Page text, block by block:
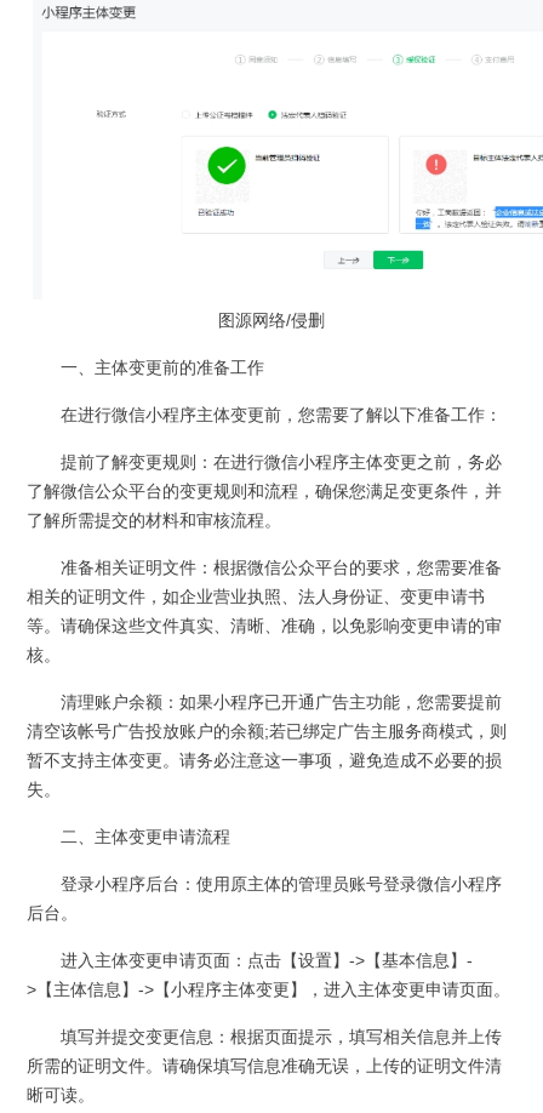
图源网络/侵删
一、主体变更前的准备工作
在进行微信小程序主体变更前，您需要了解以下准备工作：
提前了解变更规则：在进行微信小程序主体变更之前，务必
了解微信公众平台的变更规则和流程，确保您满足变更条件，并
了解所需提交的材料和审核流程。
准备相关证明文件：根据微信公众平台的要求，您需要准备
相关的证明文件，如企业营业执照、法人身份证、变更申请书
等。请确保这些文件真实、清晰、准确，以免影响变更申请的审
核。
清理账户余额：如果小程序已开通广告主功能，您需要提前
清空该帐号广告投放账户的余额;若已绑定广告主服务商模式，则
暂不支持主体变更。请务必注意这一事项，避免造成不必要的损
失。
二、主体变更申请流程
登录小程序后台：使用原主体的管理员账号登录微信小程序
后台。
进入主体变更申请页面：点击【设置】->【基本信息】-
>【主体信息】->【小程序主体变更】，进入主体变更申请页面。
填写并提交变更信息：根据页面提示，填写相关信息并上传
所需的证明文件。请确保填写信息准确无误，上传的证明文件清
晰可读。